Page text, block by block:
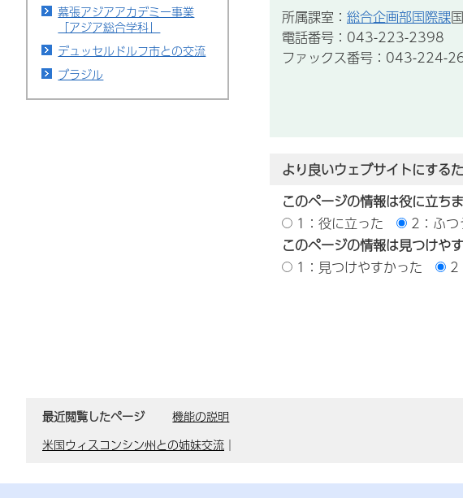
幕張アジアアカデミー事業
「アジア総合学科」
デュッセルドルフ市との交流
ブラジル
所属課室： 総合企画部国際課
電話番号：043-223-2398
ファックス番号：043-224-
より良いウェブサイトにする
このページの情報は役に立ち
1：役に立った
2：ふつ
このページの情報は見つけや
1：見つけやすかった
2
最近閲覧したページ
機能の説明
米国ウィスコンシン州との姉妹交流 ｜